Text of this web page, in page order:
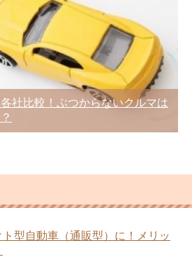
社比較！ぶつからないクルマは
型自動車（通販型）に！メリッ